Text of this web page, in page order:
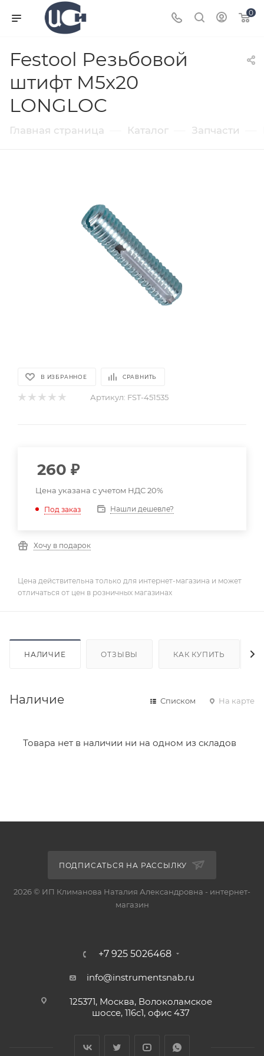
0
Festool Резьбовой
штифт M5x20
LONGLOC
Главная страница Каталог Запчасти
В ИЗБРАННОЕ СРАВНИТЬ
Артикул: FST-451535
260 ₽
Цена указана с учетом НДС 20%
Под заказ Нашли дешевле?
Хочу в подарок
Цена действительна только для интернет-магазина и может
отличаться от цен в розничных магазинах
НАЛИЧИЕ ОТЗЫВЫ КАК КУПИТЬ
Наличие Списком На карте
Товара нет в наличии ни на одном из складов
ПОДПИСАТЬСЯ НА РАССЫЛКУ
2026 © ИП Климанова Наталия Александровна - интернет-
магазин
+7 925 5026468
info@instrumentsnab.ru
125371, Москва, Волоколамское
шоссе, 116с1, офис 437